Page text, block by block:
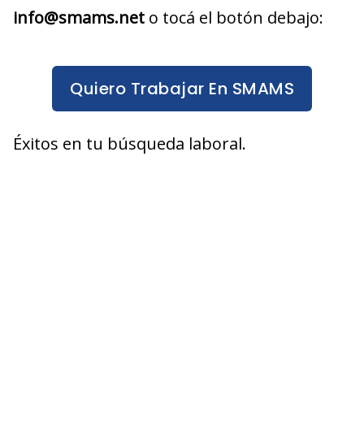
info@smams.net o tocá el botón debajo:
Quiero Trabajar En SMAMS
Éxitos en tu búsqueda laboral.